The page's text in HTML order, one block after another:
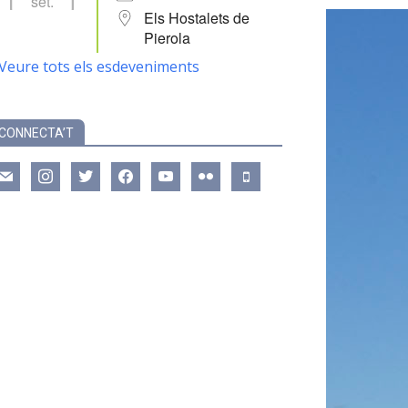
Els Hostalets de
Pierola
tots els esdeveniments
instagramtwitter facebookyoutube flickr mobile